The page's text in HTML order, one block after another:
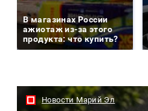
В магазинах России
ажиотаж из-за этого
продукта: что купить?
Новости Марий Эл